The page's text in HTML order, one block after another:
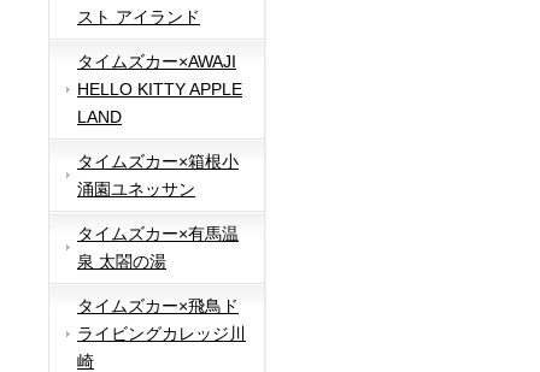
スト アイランド
タイムズカー×AWAJI
HELLO KITTY APPLE
LAND
タイムズカー×箱根小
涌園ユネッサン
タイムズカー×有馬温
泉 太閤の湯
タイムズカー×飛鳥ド
ライビングカレッジ川
崎